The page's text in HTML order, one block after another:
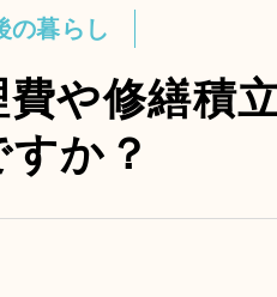
の暮らし
費や修繕積
すか？